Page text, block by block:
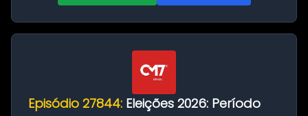
Episódio 27844: Eleições 2026: Período